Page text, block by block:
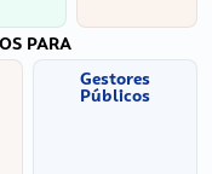
PARA
Gestores
Públicos